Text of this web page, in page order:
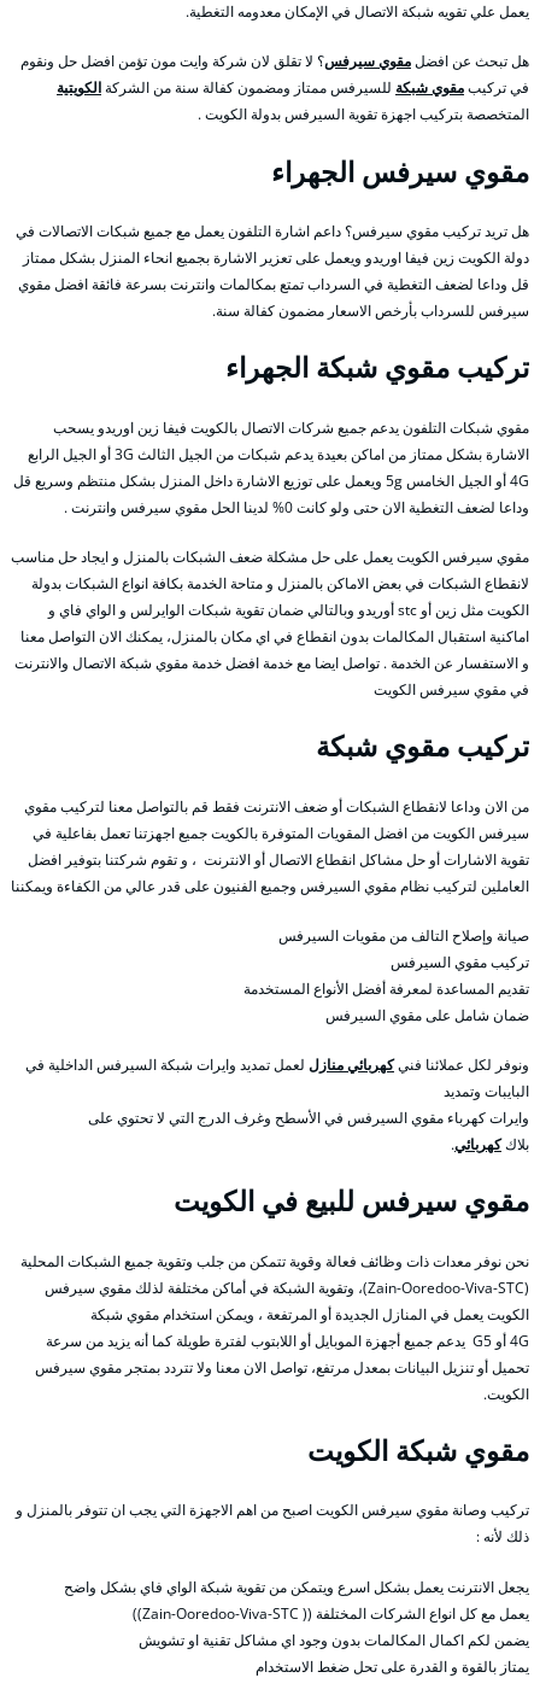
يعمل علي تقويه شبكة الاتصال في الإمكان معدومه التغطية.
هل تبحث عن افضلمقوي سيرفس؟ لا تقلق لان شركة وايت مون تؤمن افضل حل ونقوم
في تركيبمقوي شبكة للسيرفس ممتاز ومضمون كفالة سنة من الشركةالكويتية
المتخصصة بتركيب اجهزة تقوية السيرفس بدولة الكويت .
مقوي سيرفس الجهراء
هل تريد تركيب مقوي سيرفس؟ داعم اشارة التلفون يعمل مع جميع شبكات الاتصالات في
دولة الكويت زين فيفا اوريدو ويعمل على تعزير الاشارة بجميع انحاء المنزل بشكل ممتاز
قل وداعا لضعف التغطية في السرداب تمتع بمكالمات وانترنت بسرعة فائقة افضل مقوي
سيرفس للسرداب بأرخص الاسعار مضمون كفالة سنة.
تركيب مقوي شبكة الجهراء
مقوي شبكات التلفون يدعم جميع شركات الاتصال بالكويت فيفا زين اوريدو يسحب
الاشارة بشكل ممتاز من اماكن بعيدة يدعم شبكات من الجيل الثالث 3G أو الجيل الرابع
4G أو الجيل الخامس 5g ويعمل على توزيع الاشارة داخل المنزل بشكل منتظم وسريع قل
وداعا لضعف التغطية الان حتى ولو كانت 0% لدينا الحل مقوي سيرفس وانترنت .
مقوي سيرفس الكويت يعمل على حل مشكلة ضعف الشبكات بالمنزل و ايجاد حل مناسب
لانقطاع الشبكات في بعض الاماكن بالمنزل و متاحة الخدمة بكافة انواع الشبكات بدولة
الكويت مثل زين أو stc أوريدو وبالتالي ضمان تقوية شبكات الوايرلس و الواي فاي و
اماكنية استقبال المكالمات بدون انقطاع في اي مكان بالمنزل، يمكنك الان التواصل معنا
و الاستفسار عن الخدمة . تواصل ايضا مع خدمة افضل خدمة مقوي شبكة الاتصال والانترنت
في مقوي سيرفس الكويت
تركيب مقوي شبكة
من الان وداعا لانقطاع الشبكات أو ضعف الانترنت فقط قم بالتواصل معنا لتركيب مقوي
سيرفس الكويت من افضل المقويات المتوفرة بالكويت جميع اجهزتنا تعمل بفاعلية في
تقوية الاشارات أو حل مشاكل انقطاع الاتصال أو الانترنت ، و تقوم شركتنا بتوفير افضل
العاملين لتركيب نظام مقوي السيرفس وجميع الفنيون على قدر عالي من الكفاءة ويمكننا
صيانة وإصلاح التالف من مقويات السيرفس
تركيب مقوي السيرفس
تقديم المساعدة لمعرفة أفضل الأنواع المستخدمة
ضمان شامل على مقوي السيرفس
ونوفر لكل عملائنا فنيكهربائي منازل لعمل تمديد وايرات شبكة السيرفس الداخلية في
البايبات وتمديد
وايرات كهرباء مقوي السيرفس في الأسطح وغرف الدرج التي لا تحتوي على
بلاككهربائي.
مقوي سيرفس للبيع في الكويت
نحن نوفر معدات ذات وظائف فعالة وقوية تتمكن من جلب وتقوية جميع الشبكات المحلية
(Zain-Ooredoo-Viva-STC)، وتقوية الشبكة في أماكن مختلفة لذلك مقوي سيرفس
الكويت يعمل في المنازل الجديدة أو المرتفعة ، ويمكن استخدام مقوي شبكة
4G أو G5 يدعم جميع أجهزة الموبايل أو اللابتوب لفترة طويلة كما أنه يزيد من سرعة
تحميل أو تنزيل البيانات بمعدل مرتفع، تواصل الان معنا ولا تتردد بمتجر مقوي سيرفس
الكويت.
مقوي شبكة الكويت
تركيب وصانة مقوي سيرفس الكويت اصبح من اهم الاجهزة التي يجب ان تتوفر بالمنزل و
ذلك لأنه :
يجعل الانترنت يعمل بشكل اسرع ويتمكن من تقوية شبكة الواي فاي بشكل واضح
يعمل مع كل انواع الشركات المختلفة (( Zain-Ooredoo-Viva-STC))
يضمن لكم اكمال المكالمات بدون وجود اي مشاكل تقنية او تشويش
يمتاز بالقوة و القدرة على تحل ضغط الاستخدام